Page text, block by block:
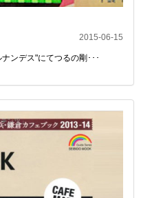
2015-06-15
ンデス"にてつるの剛･･･